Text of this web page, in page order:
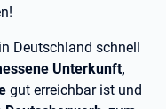
Deutschland schnell
Unterkunft,
gut erreichbar ist und